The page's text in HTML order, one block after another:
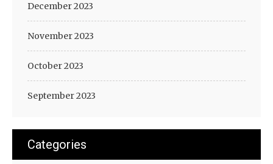
December 2023
November 2023
October 2023
September 2023
Categories